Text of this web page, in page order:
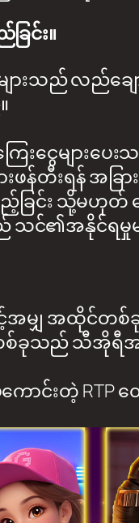
ြင်း။
ားသည် လည်ချေ
းငွေများပေး
းဖန်တီးရန် အခ
ြင်း သို့မဟုတ် ဘ
သည် သင်၏အနိုင်ရ
မျှ အထိုင်တစ်ခု
တစ်ခုသည် သီအို
င်းတဲ့ RTP တွ